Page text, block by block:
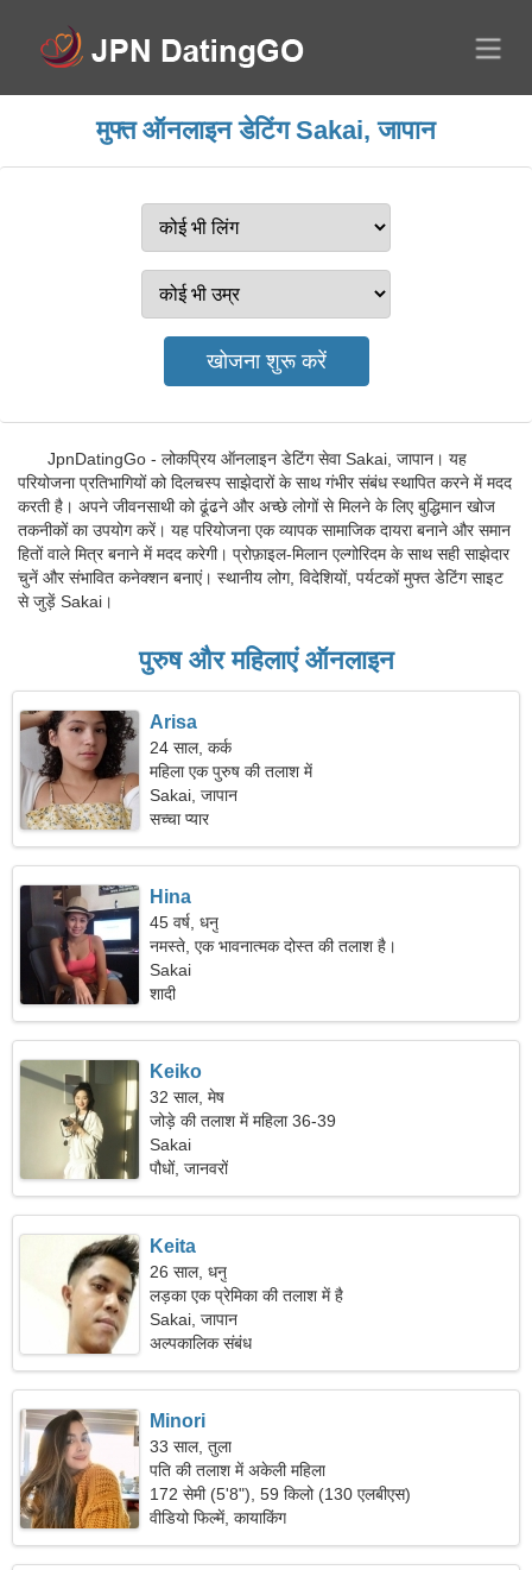
मुफ्त ऑनलाइन डेटिंग Sakai, जापान
JpnDatingGo - लोकप्रिय ऑनलाइन डेटिंग सेवा Sakai, जापान। यह
परियोजना प्रतिभागियों को दिलचस्प साझेदारों के साथ गंभीर संबंध स्थापित करने में मदद
करती है। अपने जीवनसाथी को ढूंढने और अच्छे लोगों से मिलने के लिए बुद्धिमान खोज
तकनीकों का उपयोग करें। यह परियोजना एक व्यापक सामाजिक दायरा बनाने और समान
हितों वाले मित्र बनाने में मदद करेगी। प्रोफ़ाइल-मिलान एल्गोरिदम के साथ सही साझेदार
चुनें और संभावित कनेक्शन बनाएं। स्थानीय लोग, विदेशियों, पर्यटकों मुफ्त डेटिंग साइट
से जुड़ें Sakai।
पुरुष और महिलाएं ऑनलाइन
Arisa
24 साल, कर्क
महिला एक पुरुष की तलाश में
Sakai, जापान
सच्चा प्यार
Hina
45 वर्ष, धनु
नमस्ते, एक भावनात्मक दोस्त की तलाश है।
Sakai
शादी
Keiko
32 साल, मेष
जोड़े की तलाश में महिला 36-39
Sakai
पौधों, जानवरों
Keita
26 साल, धनु
लड़का एक प्रेमिका की तलाश में है
Sakai, जापान
अल्पकालिक संबंध
Minori
33 साल, तुला
पति की तलाश में अकेली महिला
172 सेमी (5'8"), 59 किलो (130 एलबीएस)
वीडियो फिल्में, कायाकिंग